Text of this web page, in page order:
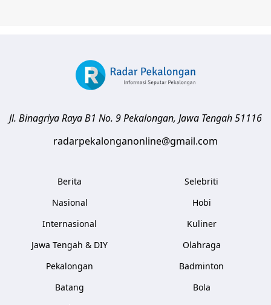
Jl. Binagriya Raya B1 No. 9Pekalongan, Jawa Tengah51116
radarpekalonganonline@gmail.com
Berita
Nasional
Internasional
Jawa Tengah & DIY
Pekalongan
Batang
Selebriti
Hobi
Kuliner
Olahraga
Badminton
Bola